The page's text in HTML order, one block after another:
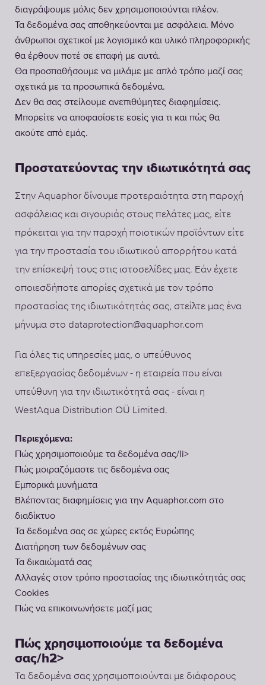
διαγράψουμε μόλις δεν χρησιμοποιούνται πλέον.
Τα δεδομένα σας αποθηκεύονται με ασφάλεια. Μόνο
άνθρωποι σχετικοί με λογισμικό και υλικό πληροφορικής
θα έρθουν ποτέ σε επαφή με αυτά.
Θα προσπαθήσουμε να μιλάμε με απλό τρόπο μαζί σας
σχετικά με τα προσωπικά δεδομένα.
Δεν θα σας στείλουμε ανεπιθύμητες διαφημίσεις.
Μπορείτε να αποφασίσετε εσείς για τι και πώς θα
ακούτε από εμάς.
Προστατεύοντας την ιδιωτικότητά σας
Στην Aquaphor δίνουμε προτεραιότητα στη παροχή
ασφάλειας και σιγουριάς στους πελάτες μας, είτε
πρόκειται για την παροχή ποιοτικών προϊόντων είτε
για την προστασία του ιδιωτικού απορρήτου κατά
την επίσκεψή τους στις ιστοσελίδες μας. Εάν έχετε
οποιεσδήποτε απορίες σχετικά με τον τρόπο
προστασίας της ιδιωτικότητάς σας, στείλτε μας ένα
μήνυμα στο dataprotection@aquaphor.com
Για όλες τις υπηρεσίες μας, ο υπεύθυνος
επεξεργασίας δεδομένων - η εταιρεία που είναι
υπεύθυνη για την ιδιωτικότητά σας - είναι η
WestAqua Distribution OÜ Limited.
Περιεχόμενα:
Πώς χρησιμοποιούμε τα δεδομένα σας/li>
Πώς μοιραζόμαστε τις δεδομένα σας
Εμπορικά μυνήματα
Βλέποντας διαφημίσεις για την Aquaphor.com στο
διαδίκτυο
Τα δεδομένα σας σε χώρες εκτός Ευρώπης
Διατήρηση των δεδομένων σας
Τα δικαιώματά σας
Αλλαγές στον τρόπο προστασίας της ιδιωτικότητάς σας
Cookies
Πώς να επικοινωνήσετε μαζί μας
Πώς χρησιμοποιούμε τα δεδομένα
σας/h2>
Τα δεδομένα σας χρησιμοποιούνται με διάφορους